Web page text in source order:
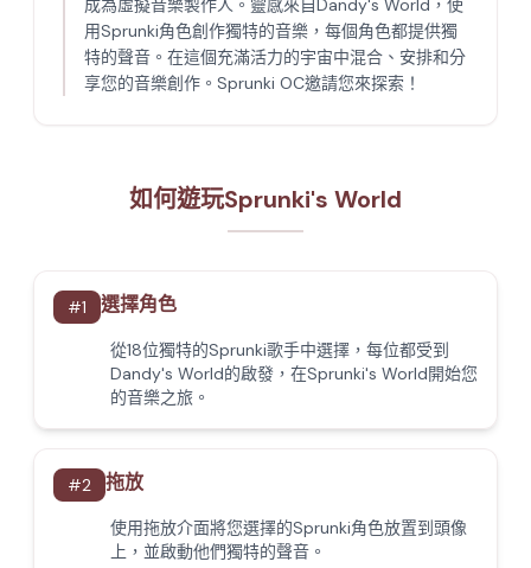
成為虛擬音樂製作人。靈感來自Dandy's World，使
用Sprunki角色創作獨特的音樂，每個角色都提供獨
特的聲音。在這個充滿活力的宇宙中混合、安排和分
享您的音樂創作。Sprunki OC邀請您來探索！
如何遊玩Sprunki's World
#1 選擇角色
從18位獨特的Sprunki歌手中選擇，每位都受到
Dandy's World的啟發，在Sprunki's World開始您
的音樂之旅。
#2 拖放
使用拖放介面將您選擇的Sprunki角色放置到頭像
上，並啟動他們獨特的聲音。